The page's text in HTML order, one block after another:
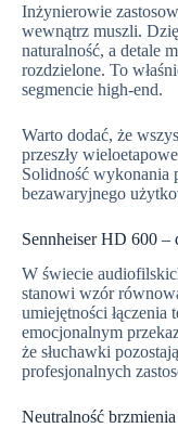
Inżynierowie
wewnątrz muszli.
naturalność, a detale
rozdzielone. To
segmencie high-end.
Warto dodać, że
przeszły
Solidność wykonania
bezawaryjnego
Sennheiser HD 600 –
W świecie
stanowi wzór
umiejętności łączenia
emocjonalnym
że słuchawki
profesjonalnych
Neutralność